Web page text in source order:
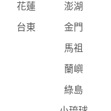
花蓮 澎湖
台東 金門
馬祖
蘭嶼
綠島